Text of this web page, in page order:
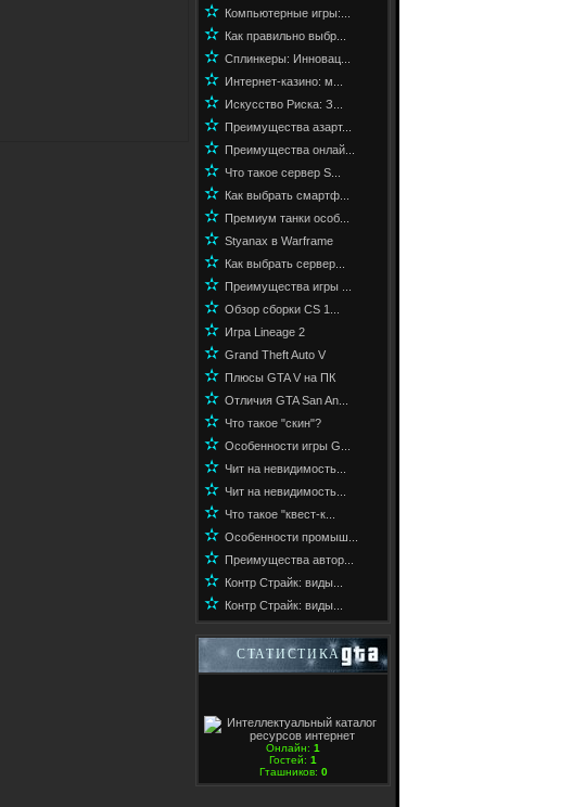
✫ Компьютерные игры:...
✫ Как правильно выбр...
✫ Сплинкеры: Инновац...
✫ Интернет-казино: м...
✫ Искусство Риска: З...
✫ Преимущества азарт...
✫ Преимущества онлай...
✫ Что такое сервер S...
✫ Как выбрать смартф...
✫ Премиум танки особ...
✫ Styanax в Warframe
✫ Как выбрать сервер...
✫ Преимущества игры ...
✫ Обзор сборки CS 1...
✫ Игра Lineage 2
✫ Grand Theft Auto V
✫ Плюсы GTA V на ПК
✫ Отличия GTA San An...
✫ Что такое "скин"?
✫ Особенности игры G...
✫ Чит на невидимость...
✫ Чит на невидимость...
✫ Что такое "квест-к...
✫ Особенности промыш...
✫ Преимущества автор...
✫ Контр Страйк: виды...
✫ Контр Страйк: виды...
СТАТИСТИКА
Онлайн: 1
Гостей: 1
Гташников: 0